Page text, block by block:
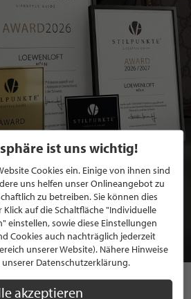
SICH FÜR EINE GRATIS
BEI STILPUNKTE®
GRATIS BEWERBEN
ist uns wichtig!
Cookies ein. Einige von ihnen sind
uns helfen unser Onlineangebot zu
zu betreiben. Sie können dies
auf die Schaltfläche "Individuelle
einstellen, sowie diese Einstellungen
Cookies auch nachträglich jederzeit
unserer Website). Nähere Hinweise
unserer Datenschutzerklärung.
akzeptieren